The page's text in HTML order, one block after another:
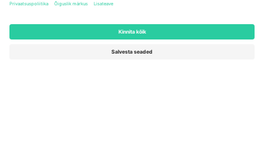
United States
131 Continental Dr, Suite 305,
Newark, Delaware 19713, United
Dorfstrasse 52a, 6390
Engelberg, Switzerland